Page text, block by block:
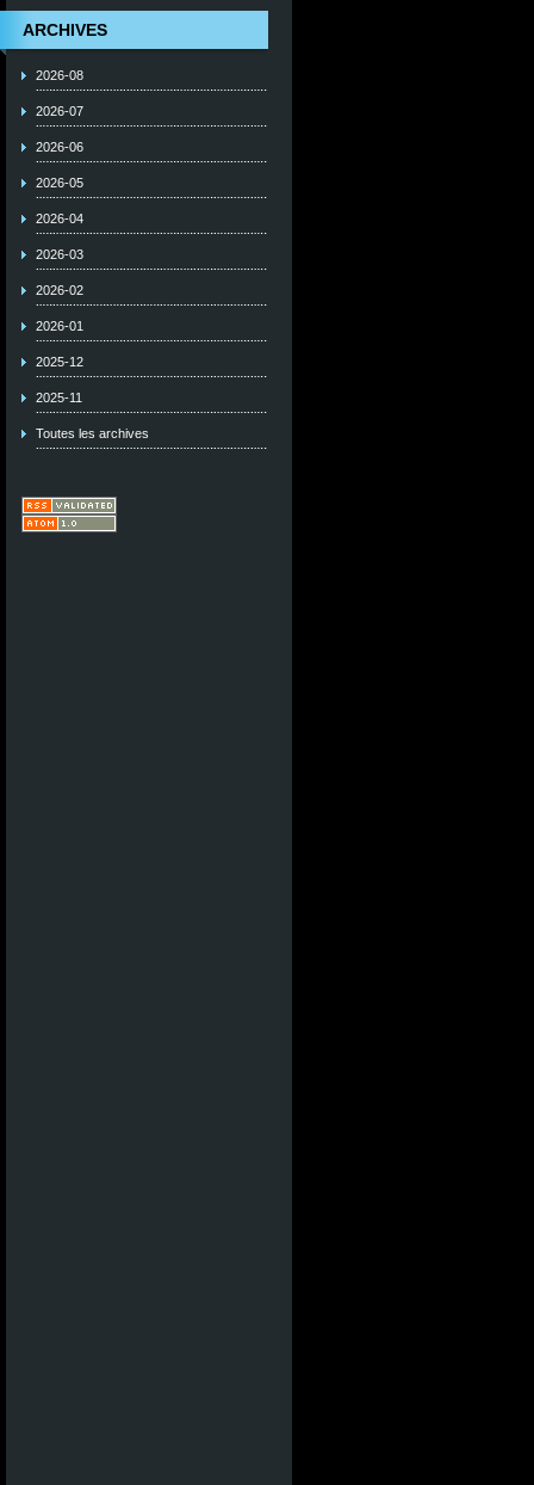
ARCHIVES
2026-08
2026-07
2026-06
2026-05
2026-04
2026-03
2026-02
2026-01
2025-12
2025-11
Toutes les archives